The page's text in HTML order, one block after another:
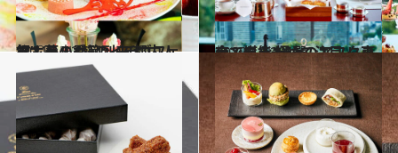
2021.1.12
祝！苺の季節到来 都内人気ホテル4軒のイチゴフェア”♡
旅＆お出かけ 2020.12.20
今、あらためて注目！ 東京で堪能 極上のアフタヌーンティー5選
旅＆お出かけ